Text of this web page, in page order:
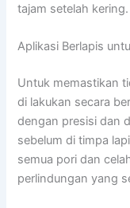
tajam setelah kering.
Aplikasi Berlapis
Untuk memastikan
di lakukan secara
dengan presisi dan
sebelum di timpa
semua pori dan
perlindungan yang